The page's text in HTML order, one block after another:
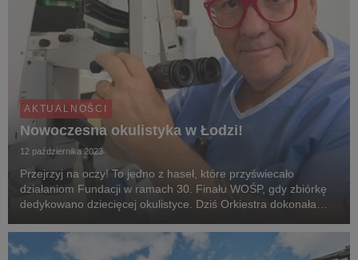
AKTUALNOŚCI
Nowoczesna okulistyka w Łodzi!
12 października 2023
Przejrzyj na oczy! To jedno z haseł, które przyświecało
działaniom Fundacji w ramach 30. Finału WOŚP, gdy zbiórkę
dedykowano dziecięcej okulistyce. Dziś Orkiestra dokonała
Medycznemu im. doktora Karola Jonschera w Łodz...